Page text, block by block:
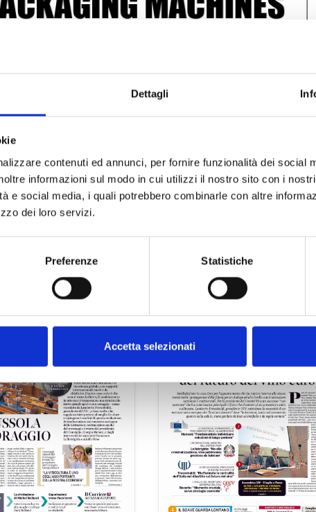
Dettagli
contenuti ed annunci, per fornire funzionalità dei social
informazioni sul modo in cui utilizzi il nostro sito con i
e social media, i quali potrebbero combinarle con altre
dei loro servizi.
Preferenze Statistiche
Accetta selezionati